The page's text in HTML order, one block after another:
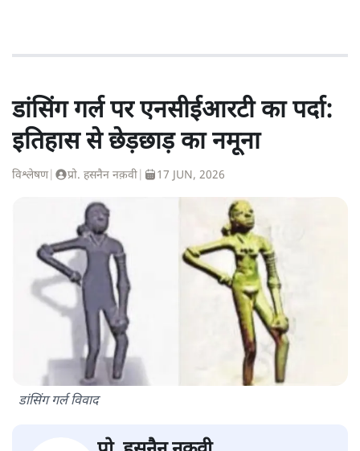
डांसिंग गर्ल पर एनसीईआरटी का पर्दा:
इतिहास से छेड़छाड़ का नमूना
विश्लेषण| प्रो. हसनैन नक़वी 17 JUN, 2026
डांसिंग गर्ल विवाद